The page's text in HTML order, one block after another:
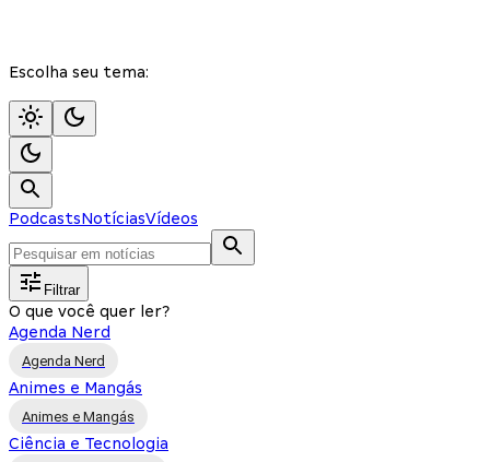
Escolha seu tema:
PodcastsNotíciasVídeos
Filtrar
O que você quer ler?
Agenda Nerd
Agenda Nerd
Animes e Mangás
Animes e Mangás
Ciência e Tecnologia